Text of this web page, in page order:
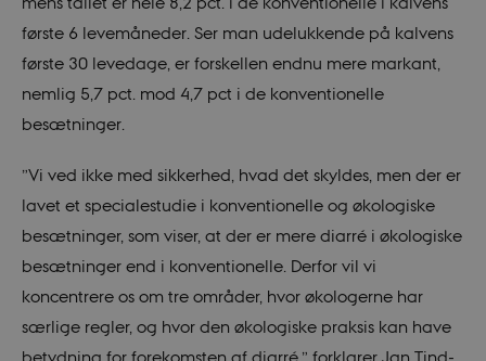
første 6 levemåneder. Ser man udelukkende på kalvens
første 30 levedage, er forskellen endnu mere markant,
nemlig 5,7 pct. mod 4,7 pct i de konventionelle
besætninger.
”Vi ved ikke med sikkerhed, hvad det skyldes, men der er
lavet et specialestudie i konventionelle og økologiske
besætninger, som viser, at der er mere diarré i økologiske
besætninger end i konventionelle. Derfor vil vi
koncentrere os om tre områder, hvor økologerne har
særlige regler, og hvor den økologiske praksis kan have